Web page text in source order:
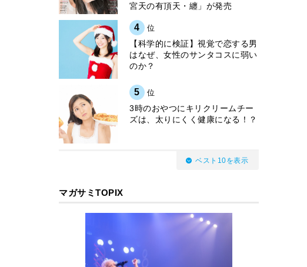
宮天の有頂天・纏」が発売
4 位
【科学的に検証】視覚で恋する男
はなぜ、女性のサンタコスに弱い
のか？
5 位
3時のおやつにキリクリームチー
ズは、太りにくく健康になる！？
ベスト10を表示
マガサミTOPIX